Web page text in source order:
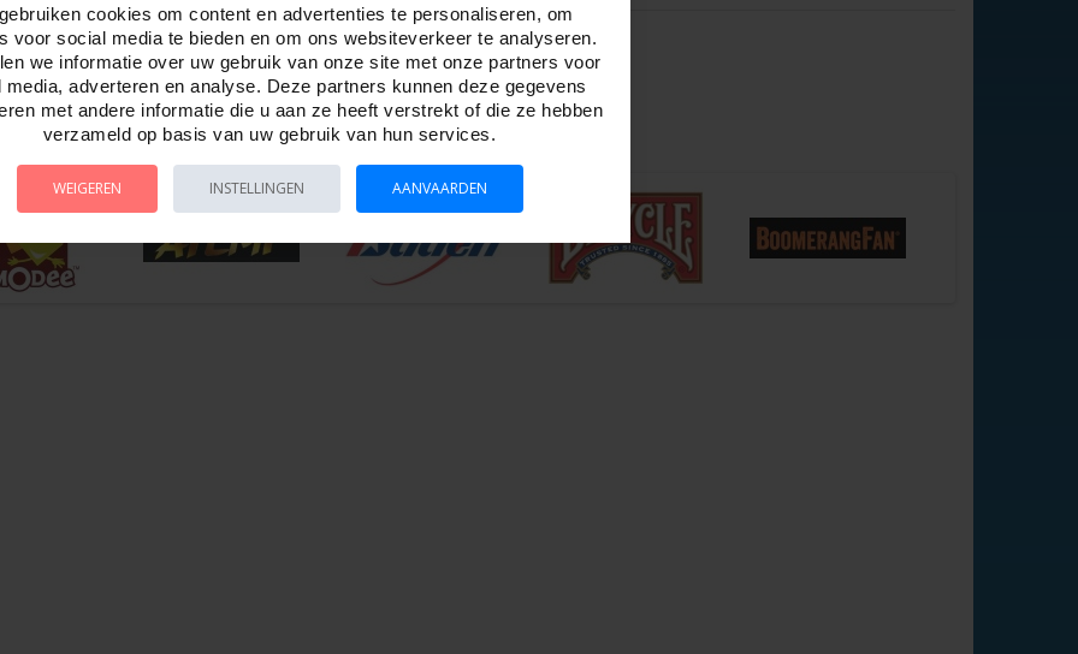
1000 stukjes, Heye.
- Art Lab. Tekenaar, Voka.
puzzel 50 x 70 cm.
doos maat 27 x 37 x 5.5 cm.
cookies om content en advertenties te personaliseren, om
voor social media te bieden en om ons websiteverkeer te analyseren.
we informatie over uw gebruik van onze site met onze partners voor
media, adverteren en analyse. Deze partners kunnen deze gegevens
met andere informatie die u aan ze heeft verstrekt of die ze hebben
verzameld op basis van uw gebruik van hun services.
WEIGEREN INSTELLINGEN AANVAARDEN